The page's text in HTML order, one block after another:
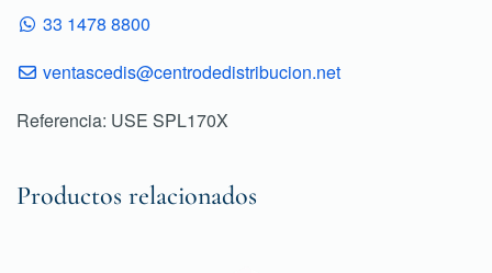
33 1478 8800
ventascedis@centrodedistribucion.net
Referencia: USE SPL170X
Productos relacionados